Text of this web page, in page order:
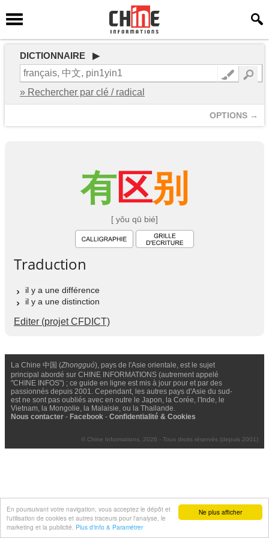
Ne plus afficher
En poursuivant votre navigation, vous acceptez le dépôt et
l'utilisation de cookies et autres traceurs pour l'analyse, le
marketing et la publicité. Plus d'info & Paramétrer
DICTIONNAIRE ▶
» Rechercher par clé / radical
OPTIONS →
有区别
[ yǒu qū bié]
Traduction
il y a une différence
il y a une distinction
Editer (projet CFDICT)
La Chine 中国 (Zhongguó), pays de l'Asie orientale, est le sujet
principal abordé sur CHINE INFORMATIONS (autrement appelé
"CHINE INFOS") ; ce guide en ligne est mis à jour pour et par des
passionnés depuis 2001. Cependant, les autres pays d'Asie du sud-
est ne sont pas oubliés avec en outre le Japon, la Corée, l'Inde, le
Vietnam, la Mongolie, la Malaisie, ou la Thailande.
Nous contacter - Facebook - Confidentialité & Cookies
© Chine Informations, 2026 - Tous droits réservés (depuis 2001)